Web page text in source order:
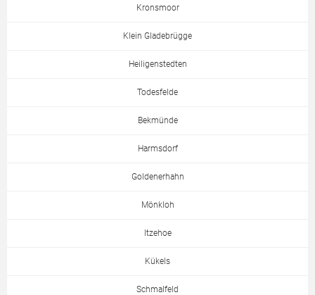
Kronsmoor
Klein Gladebrügge
Heiligenstedten
Todesfelde
Bekmünde
Harmsdorf
Goldenerhahn
Mönkloh
Itzehoe
Kükels
Schmalfeld